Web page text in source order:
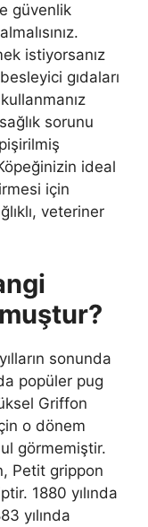
güvenlik
istiyorsanız
gıdaları
sorunu
ideal
için
veteriner
sonunda
popüler pug
Griffon
o dönem
görmemiştir.
Petit grippon
1880 yılında
yılında